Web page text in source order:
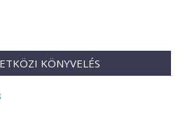
KÖNYVELÉS